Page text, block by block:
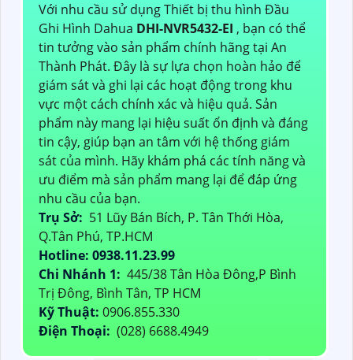
Với nhu cầu sử dụng Thiết bị thu hình Đầu
Ghi Hình Dahua DHI-NVR5432-EI , bạn có thể
tin tưởng vào sản phẩm chính hãng tại An
Thành Phát. Đây là sự lựa chọn hoàn hảo để
giám sát và ghi lại các hoạt động trong khu
vực một cách chính xác và hiệu quả. Sản
phẩm này mang lại hiệu suất ổn định và đáng
tin cậy, giúp bạn an tâm với hệ thống giám
sát của mình. Hãy khám phá các tính năng và
ưu điểm mà sản phẩm mang lại để đáp ứng
nhu cầu của bạn.
Trụ Sở: 51 Lũy Bán Bích, P. Tân Thới Hòa,
Q.Tân Phú, TP.HCM
Hotline: 0938.11.23.99
Chi Nhánh 1: 445/38 Tân Hòa Đông,P Bình
Trị Đông, Bình Tân, TP HCM
Kỹ Thuật: 0906.855.330
Điện Thoại: (028) 6688.4949